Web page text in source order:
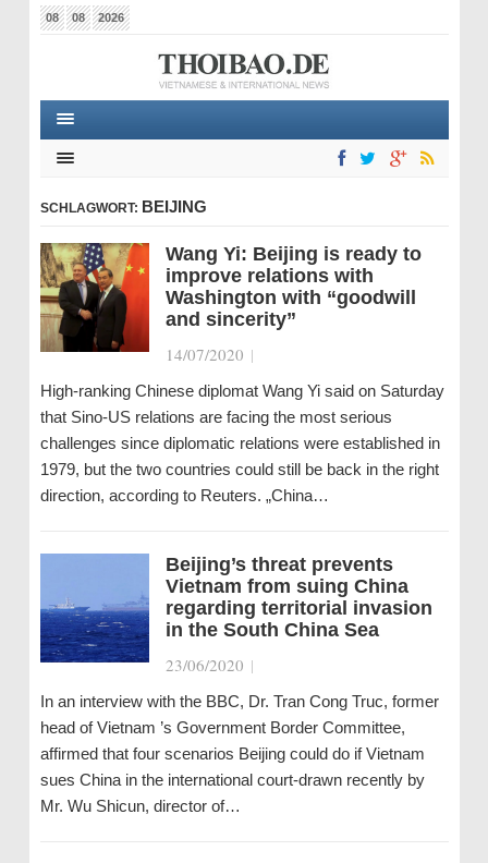
08 08 2026
SCHLAGWORT: BEIJING
Wang Yi: Beijing is ready to
improve relations with
Washington with “goodwill
and sincerity”
14/07/2020 |
High-ranking Chinese diplomat Wang Yi said on Saturday
that Sino-US relations are facing the most serious
challenges since diplomatic relations were established in
1979, but the two countries could still be back in the right
direction, according to Reuters. „China…
Beijing’s threat prevents
Vietnam from suing China
regarding territorial invasion
in the South China Sea
23/06/2020 |
In an interview with the BBC, Dr. Tran Cong Truc, former
head of Vietnam ’s Government Border Committee,
affirmed that four scenarios Beijing could do if Vietnam
sues China in the international court-drawn recently by
Mr. Wu Shicun, director of…